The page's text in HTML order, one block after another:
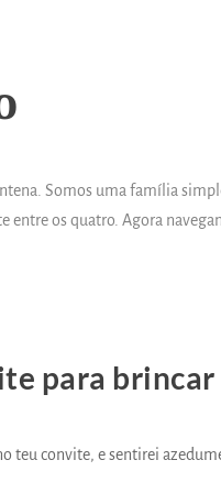
Somos uma família
entre os quatro. Agora
para brincar
teu convite, e sentirei